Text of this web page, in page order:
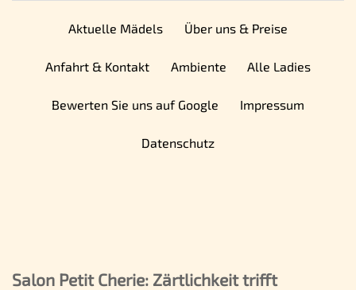
Aktuelle Mädels Über uns & Preise
Anfahrt & Kontakt Ambiente Alle Ladies
Bewerten Sie uns auf Google Impressum
Datenschutz
Salon Petit Cherie: Zärtlichkeit trifft